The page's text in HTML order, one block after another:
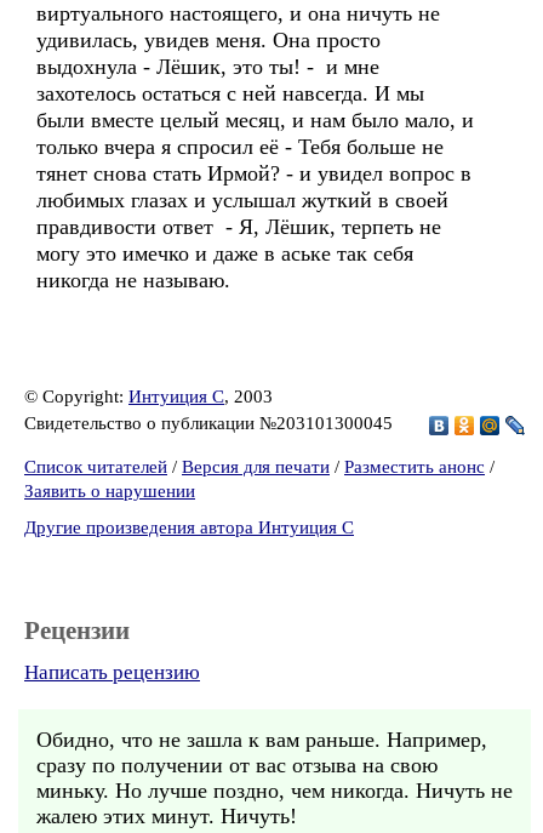
виртуального настоящего, и она ничуть не
удивилась, увидев меня. Она просто
выдохнула - Лёшик, это ты! - и мне
захотелось остаться с ней навсегда. И мы
были вместе целый месяц, и нам было мало, и
только вчера я спросил её - Тебя больше не
тянет снова стать Ирмой? - и увидел вопрос в
любимых глазах и услышал жуткий в своей
правдивости ответ - Я, Лёшик, терпеть не
могу это имечко и даже в аське так себя
никогда не называю.
© Copyright: Интуиция С, 2003
Свидетельство о публикации №203101300045
Список читателей / Версия для печати / Разместить анонс /
Заявить о нарушении
Другие произведения автора Интуиция С
Рецензии
Написать рецензию
Обидно, что не зашла к вам раньше. Например,
сразу по получении от вас отзыва на свою
миньку. Но лучше поздно, чем никогда. Ничуть не
жалею этих минут. Ничуть!